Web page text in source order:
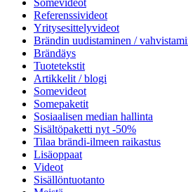
Referenssivideot
Yritysesittelyvideot
Brändin uudistaminen /
Brändäys
Tuotetekstit
Artikkelit / blogi
Somevideot
Somepaketit
Sosiaalisen median hallinta
Sisältöpaketti nyt -50%
Tilaa brändi-ilmeen raikastus
Lisäoppaat
Videot
Sisällöntuotanto